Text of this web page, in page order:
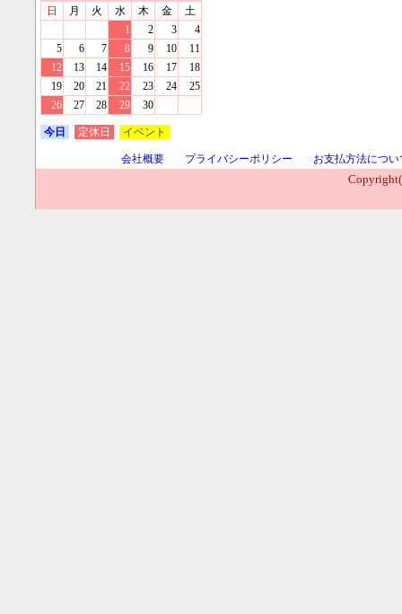
日
月 火 水 木 金
土
1
2 3
4
5
6 7 8 9 10
11
12
13 14 15 16 17
18
19
20 21 22 23 24
25
26
27 28 29 30
今日 定休日 イベント
会社概要 プライバシーポリシー
お支払方法につい